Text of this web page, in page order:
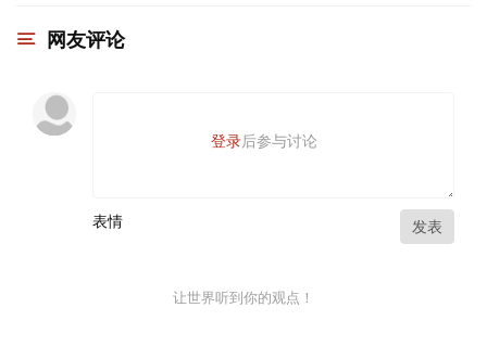
网友评论
登录后参与讨论
表情 发表
让世界听到你的观点！